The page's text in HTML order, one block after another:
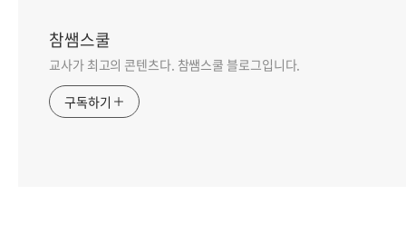
참쌤스쿨
교사가 최고의 콘텐츠다. 참쌤스쿨 블로그입니다.
구독하기